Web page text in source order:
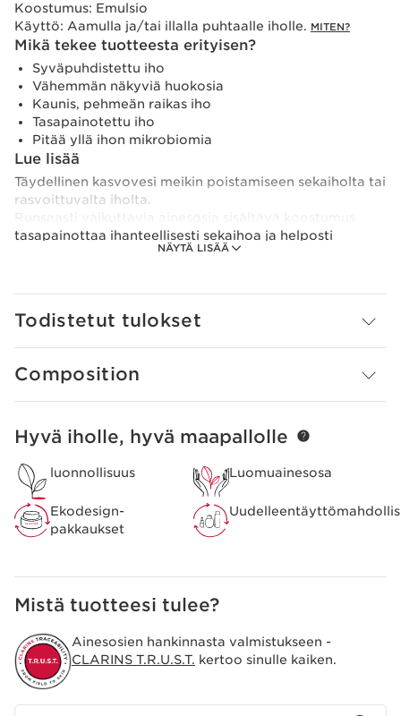
NÄYTÄ LISÄÄ
Koostumus: Emulsio
Käyttö: Aamulla ja/tai illalla puhtaalle iholle. MITEN?
Mikä tekee tuotteesta erityisen?
Syväpuhdistettu iho
Vähemmän näkyviä huokosia
Kaunis, pehmeän raikas iho
Tasapainotettu iho
Pitää yllä ihon mikrobiomia
Lue lisää
Täydellinen kasvovesi meikin poistamiseen sekaiholta tai
rasvoittuvalta iholta.
Runsaasti vaikuttavia ainesosia sisältävä koostumus
tasapainottaa ihanteellisesti sekaihoa ja helposti
rasvoittuvaa ihoa. Mesiangervouute torjuu ylimääräistä
merellinen prebiomi auttavat yhdessä ihon mikrobiomia
Ympäristöjalanjäljen pienentämiseksi Clarins on
Lisäksi tuotetta voi nyt ostaa ekologisessa
täyttöpakkauksessa.
Innovaatio
Clarins [MICROBIOTA COMPLEX]
Sahraminkukan polyfenoleja ja
merellistä prebiomia sisältävä
Kevyt ja miellyttävältä tuntuva kasvovesi saa ihon
Todistetut tulokset
Composition
SIIRRY SISÄLTÖÖN
Hyvä iholle, hyvä maapallolle
luonnollisuus Luomuainesosa
Ekodesign-
pakkaukset
Mistä tuotteesi tulee?
Ainesosien hankinnasta valmistukseen -
CLARINS T.R.U.S.T. kertoo sinulle kaiken.